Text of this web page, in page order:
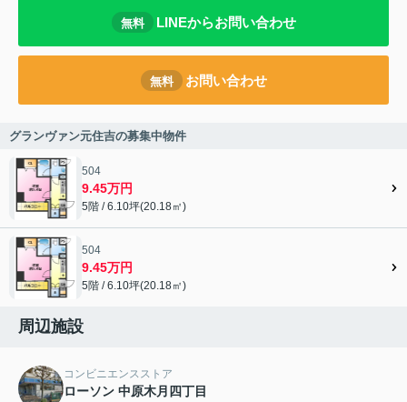
無料 LINEからお問い合わせ
無料 お問い合わせ
グランヴァン元住吉の募集中物件
504
9.45万円
5階 / 6.10坪(20.18㎡)
504
9.45万円
5階 / 6.10坪(20.18㎡)
周辺施設
コンビニエンスストア
ローソン 中原木月四丁目